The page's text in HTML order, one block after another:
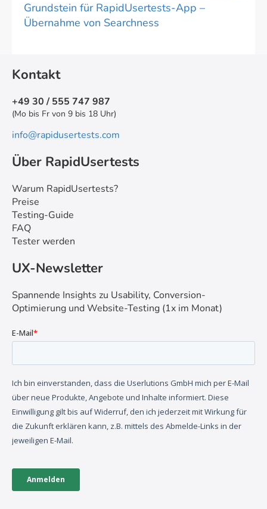
Grundstein für RapidUsertests-App –
Übernahme von Searchness
Kontakt
+49 30 / 555 747 987
(Mo bis Fr von 9 bis 18 Uhr)
info@rapidusertests.com
Über RapidUsertests
Warum RapidUsertests?
Preise
Testing-Guide
FAQ
Tester werden
UX-Newsletter
Spannende Insights zu Usability, Conversion-
Optimierung und Website-Testing (1x im Monat)